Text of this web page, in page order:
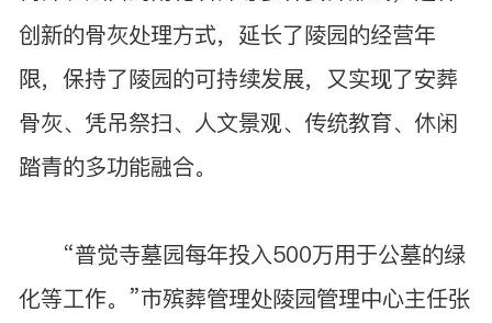
创新的骨灰处理方式，延长了陵园的经营年
限，保持了陵园的可持续发展，又实现了安葬
骨灰、凭吊祭扫、人文景观、传统教育、休闲
踏青的多功能融合。
“普觉寺墓园每年投入500万用于公墓的绿
化等工作。”市殡葬管理处陵园管理中心主任张